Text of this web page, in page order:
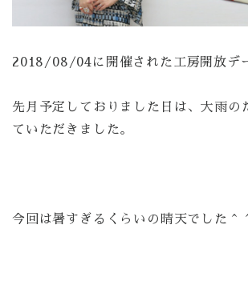
2018/08/04に開催された工房開放デ
先月予定しておりました日は、大雨の
ていただきました。
今回は暑すぎるくらいの晴天でした＾